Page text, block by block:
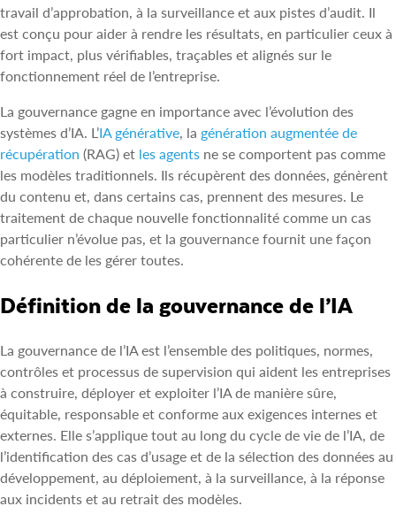
travail d’approbation, à la surveillance et aux pistes d’audit. Il
est conçu pour aider à rendre les résultats, en particulier ceux à
fort impact, plus vérifiables, traçables et alignés sur le
fonctionnement réel de l’entreprise.
La gouvernance gagne en importance avec l’évolution des
systèmes d’IA. L’IA générative, la génération augmentée de
récupération (RAG) et les agents ne se comportent pas comme
les modèles traditionnels. Ils récupèrent des données, génèrent
du contenu et, dans certains cas, prennent des mesures. Le
traitement de chaque nouvelle fonctionnalité comme un cas
particulier n’évolue pas, et la gouvernance fournit une façon
cohérente de les gérer toutes.
Définition de la gouvernance de l’IA
La gouvernance de l’IA est l’ensemble des politiques, normes,
contrôles et processus de supervision qui aident les entreprises
à construire, déployer et exploiter l’IA de manière sûre,
équitable, responsable et conforme aux exigences internes et
externes. Elle s’applique tout au long du cycle de vie de l’IA, de
l’identification des cas d’usage et de la sélection des données au
développement, au déploiement, à la surveillance, à la réponse
aux incidents et au retrait des modèles.